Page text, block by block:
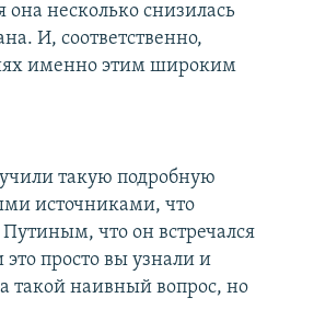
она несколько снизилась
И, соответственно,
именно этим широким
такую подробную
источниками, что
что он встречался
просто вы узнали и
такой наивный вопрос, но